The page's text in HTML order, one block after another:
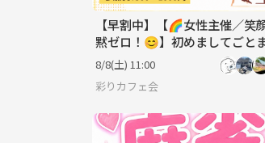
【早割中】【🌈女性主催／笑
黙ゼロ！😊】初めましてごと
と楽しむカフェ会✨
8/8(土) 11:00
彩りカフェ会